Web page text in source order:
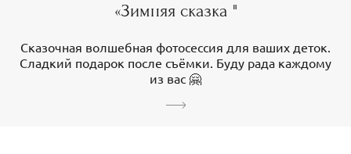
«Зимняя сказка "
Сказочная волшебная фотосессия для ваших деток.
Сладкий подарок после съёмки. Буду рада каждому
из вас 🤗